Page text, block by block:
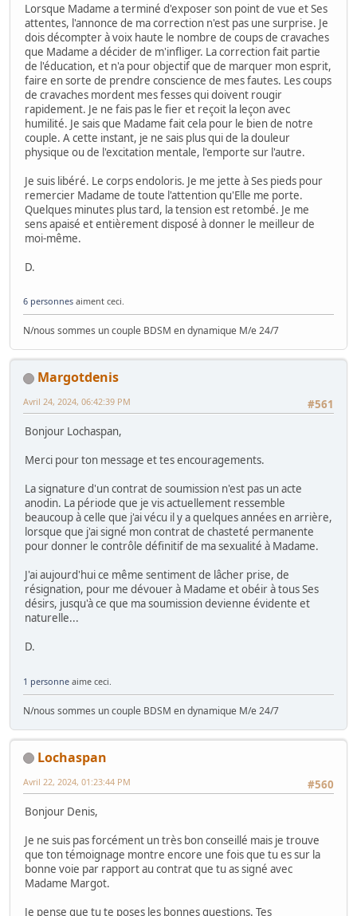
Lorsque Madame a terminé d'exposer son point de vue et Ses
attentes, l'annonce de ma correction n'est pas une surprise. Je
dois décompter à voix haute le nombre de coups de cravaches
que Madame a décider de m'infliger. La correction fait partie
de l'éducation, et n'a pour objectif que de marquer mon esprit,
faire en sorte de prendre conscience de mes fautes. Les coups
de cravaches mordent mes fesses qui doivent rougir
rapidement. Je ne fais pas le fier et reçoit la leçon avec
humilité. Je sais que Madame fait cela pour le bien de notre
couple. A cette instant, je ne sais plus qui de la douleur
physique ou de l'excitation mentale, l'emporte sur l'autre.
Je suis libéré. Le corps endoloris. Je me jette à Ses pieds pour
remercier Madame de toute l'attention qu'Elle me porte.
Quelques minutes plus tard, la tension est retombé. Je me
sens apaisé et entièrement disposé à donner le meilleur de
moi-même.
D.
6 personnes aiment ceci.
N/nous sommes un couple BDSM en dynamique M/e 24/7
Margotdenis
#561
Avril 24, 2024, 06:42:39 PM
Bonjour Lochaspan,
Merci pour ton message et tes encouragements.
La signature d'un contrat de soumission n'est pas un acte
anodin. La période que je vis actuellement ressemble
beaucoup à celle que j'ai vécu il y a quelques années en arrière,
lorsque que j'ai signé mon contrat de chasteté permanente
pour donner le contrôle définitif de ma sexualité à Madame.
J'ai aujourd'hui ce même sentiment de lâcher prise, de
résignation, pour me dévouer à Madame et obéir à tous Ses
désirs, jusqu'à ce que ma soumission devienne évidente et
naturelle...
D.
1 personne aime ceci.
N/nous sommes un couple BDSM en dynamique M/e 24/7
Lochaspan
#560
Avril 22, 2024, 01:23:44 PM
Bonjour Denis,
Je ne suis pas forcément un très bon conseillé mais je trouve
que ton témoignage montre encore une fois que tu es sur la
bonne voie par rapport au contrat que tu as signé avec
Madame Margot.
Je pense que tu te poses les bonnes questions. Tes